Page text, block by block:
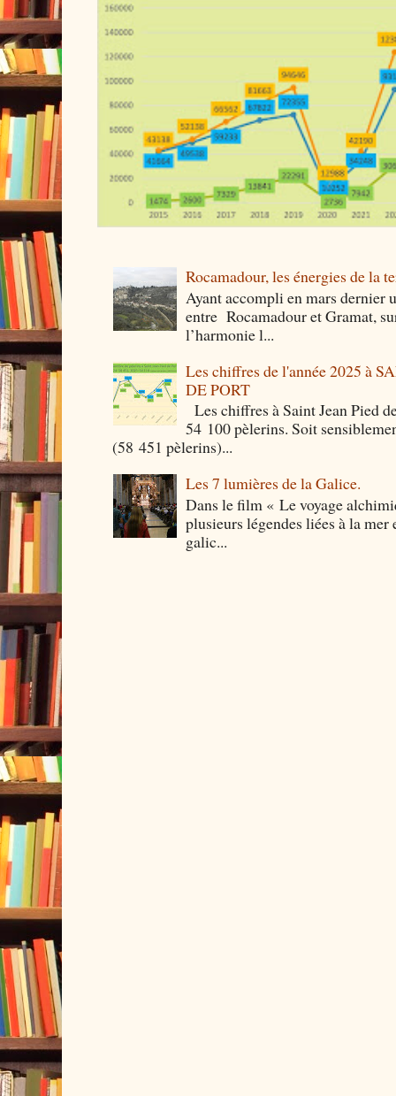
Rocamadour, les énergies de la
Ayant accompli en mars dernier
entre Rocamadour et Gramat,
l’harmonie l...
Les chiffres de l'année 2025 à
DE PORT
Les chiffres à Saint Jean Pied
54 100 pèlerins. Soit
(58 451 pèlerins)...
Les 7 lumières de la Galice.
Dans le film « Le voyage
plusieurs légendes liées à la mer
galic...